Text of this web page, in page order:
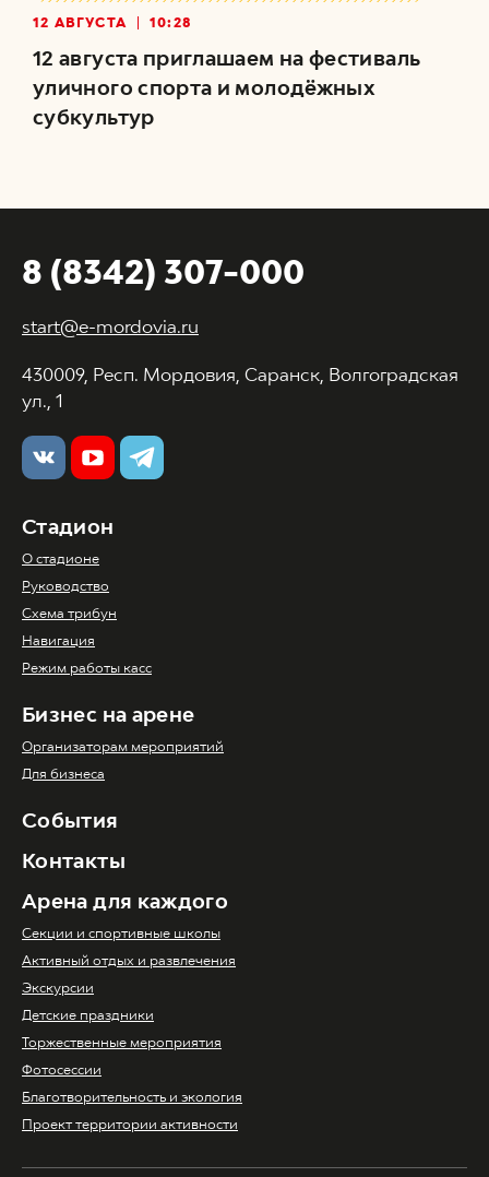
12 АВГУСТА 10:28
12 августа приглашаем на фестиваль
уличного спорта и молодёжных
субкультур
8 (8342) 307-000
start@e-mordovia.ru
430009, Респ. Мордовия, Саранск, Волгоградская
ул., 1
Стадион
О стадионе
Руководство
Схема трибун
Навигация
Режим работы касс
Бизнес на арене
Организаторам мероприятий
Для бизнеса
События
Контакты
Арена для каждого
Секции и спортивные школы
Активный отдых и развлечения
Экскурсии
Детские праздники
Торжественные мероприятия
Фотосессии
Благотворительность и экология
Проект территории активности